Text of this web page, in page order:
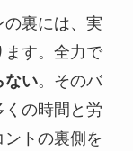
裏には、実
ます。全力で
ない。そのバ
くの時間と労
トの裏側を